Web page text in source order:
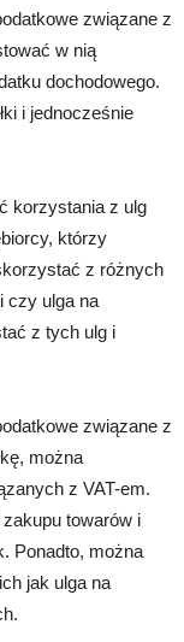
związane z
w nią
dochodowego.
i jednocześnie
korzystania z ulg
którzy
z różnych
czy ulga na
z tych ulg i
związane z
można
z VAT-em.
towarów i
Ponadto, można
jak ulga na